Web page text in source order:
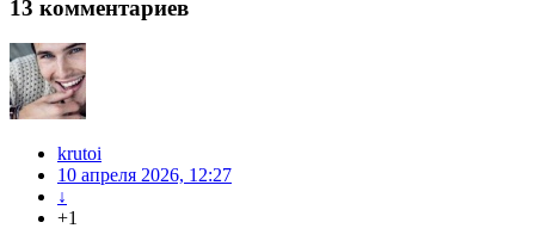
13 комментариев
krutoi
10 апреля 2026, 12:27
↓
+1